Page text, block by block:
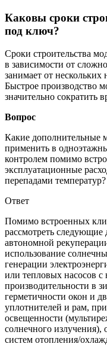
Каковы сроки
под ключ?
Сроки строительства
в зависимости от
занимает от нескольких
Быстрое производство
значительно сократить
Вопрос
Какие дополнительные
применить в
контролем помимо
эксплуатационные
перепадами температур?
Ответ
Помимо встроенных
рассмотреть
автономной
использование
генерации
или тепловых насосов
производительности в
герметичности окон и
уплотнителей и рам,
освещенности
солнечного излучения),
систем отопления/